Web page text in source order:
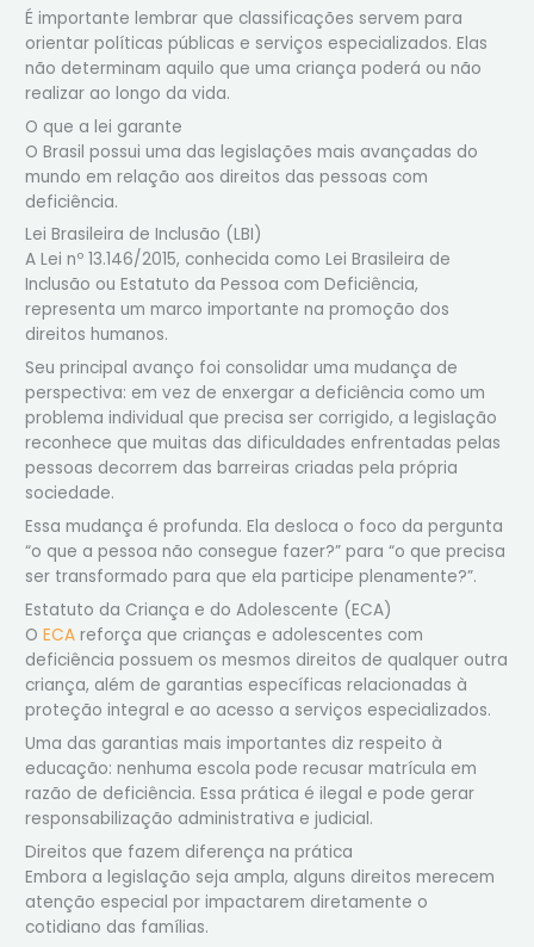
É importante lembrar que classificações servem para
orientar políticas públicas e serviços especializados. Elas
não determinam aquilo que uma criança poderá ou não
realizar ao longo da vida.
O que a lei garante
O Brasil possui uma das legislações mais avançadas do
mundo em relação aos direitos das pessoas com
deficiência.
Lei Brasileira de Inclusão (LBI)
A Lei nº 13.146/2015, conhecida como Lei Brasileira de
Inclusão ou Estatuto da Pessoa com Deficiência,
representa um marco importante na promoção dos
direitos humanos.
Seu principal avanço foi consolidar uma mudança de
perspectiva: em vez de enxergar a deficiência como um
problema individual que precisa ser corrigido, a legislação
reconhece que muitas das dificuldades enfrentadas pelas
pessoas decorrem das barreiras criadas pela própria
sociedade.
Essa mudança é profunda. Ela desloca o foco da pergunta
“o que a pessoa não consegue fazer?” para “o que precisa
ser transformado para que ela participe plenamente?”.
Estatuto da Criança e do Adolescente (ECA)
OECA reforça que crianças e adolescentes com
deficiência possuem os mesmos direitos de qualquer outra
criança, além de garantias específicas relacionadas à
proteção integral e ao acesso a serviços especializados.
Uma das garantias mais importantes diz respeito à
educação: nenhuma escola pode recusar matrícula em
razão de deficiência. Essa prática é ilegal e pode gerar
responsabilização administrativa e judicial.
Direitos que fazem diferença na prática
Embora a legislação seja ampla, alguns direitos merecem
atenção especial por impactarem diretamente o
cotidiano das famílias.